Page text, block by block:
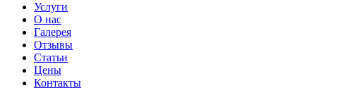
Услуги
O нас
Галерея
Отзывы
Статьи
Цены
Контакты